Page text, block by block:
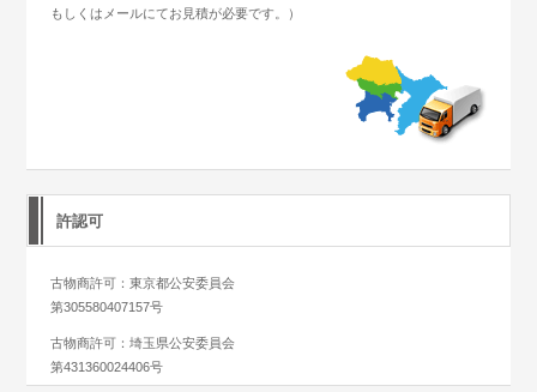
もしくはメールにてお見積が必要です。）
許認可
古物商許可：東京都公安委員会
第305580407157号
古物商許可：埼玉県公安委員会
第431360024406号